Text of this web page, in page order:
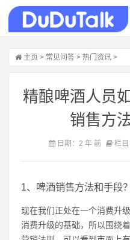
主页 > 常见问答 > 热门资讯 >
精酿啤酒人员
销售方
日期：2 年 前 栏目
1、啤酒销售方法和手段？
现在我们正处在一个消费升
消费升级的基础，所以围绕